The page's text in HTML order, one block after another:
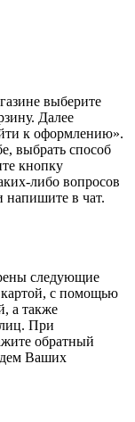
выберите
Далее
к оформлению».
выбрать способ
кнопку
либо вопросов
напишите в чат.
следующие
с помощью
а также
При
обратный
Ваших